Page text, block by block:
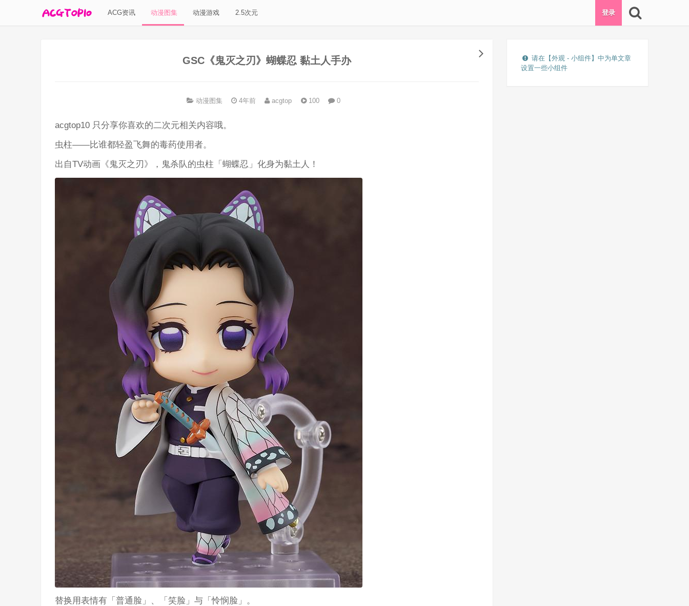
ACG资讯 动漫图集 动漫游戏 2.5次元 登录
GSC《鬼灭之刃》蝴蝶忍 黏土人手办
动漫图集 4年前 acgtop 100 0
acgtop10 只分享你喜欢的二次元相关内容哦。
虫柱——比谁都轻盈飞舞的毒药使用者。
出自TV动画《鬼灭之刃》，鬼杀队的虫柱「蝴蝶忍」化身为黏土人！
替换用表情有「普通脸」、「笑脸」与「怜悯脸」。
请在【外观 - 小组件】中为单文章
设置一些小组件